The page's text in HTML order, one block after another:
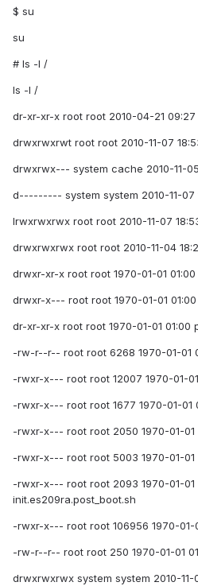
$ su
su
# ls -l /
ls -l /
dr-xr-xr-x root root 2010-04-21
drwxrwxrwt root root 2010-11-07
drwxrwx--- system cache 2010-11-
d--------- system system 2010-11-07
lrwxrwxrwx root root 2010-11-07
drwxrwxrwx root root 2010-11-04
drwxr-xr-x root root 1970-01-01 01:00
drwxr-x--- root root 1970-01-01
dr-xr-xr-x root root 1970-01-01 01:00
-rw-r--r-- root root 6268 1970-01-01
-rwxr-x--- root root 12007 1970-01-
-rwxr-x--- root root 1677 1970-01-01
-rwxr-x--- root root 2050 1970-01-01
-rwxr-x--- root root 5003 1970-01-01
-rwxr-x--- root root 2093 1970-01-01
init.es209ra.post_boot.sh
-rwxr-x--- root root 106956 1970-01-
-rw-r--r-- root root 250 1970-01-01
drwxrwxrwx system system 2010-11-